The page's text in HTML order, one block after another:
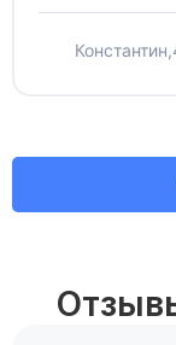
Константин,